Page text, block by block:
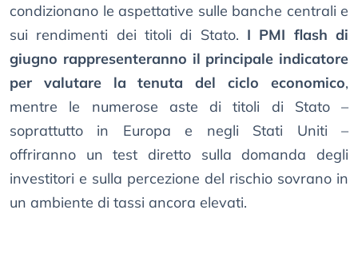
condizionano le aspettative sulle banche centrali e
sui rendimenti dei titoli di Stato. I PMI flash di
giugno rappresenteranno il principale indicatore
per valutare la tenuta del ciclo economico,
mentre le numerose aste di titoli di Stato –
soprattutto in Europa e negli Stati Uniti –
offriranno un test diretto sulla domanda degli
investitori e sulla percezione del rischio sovrano in
un ambiente di tassi ancora elevati.